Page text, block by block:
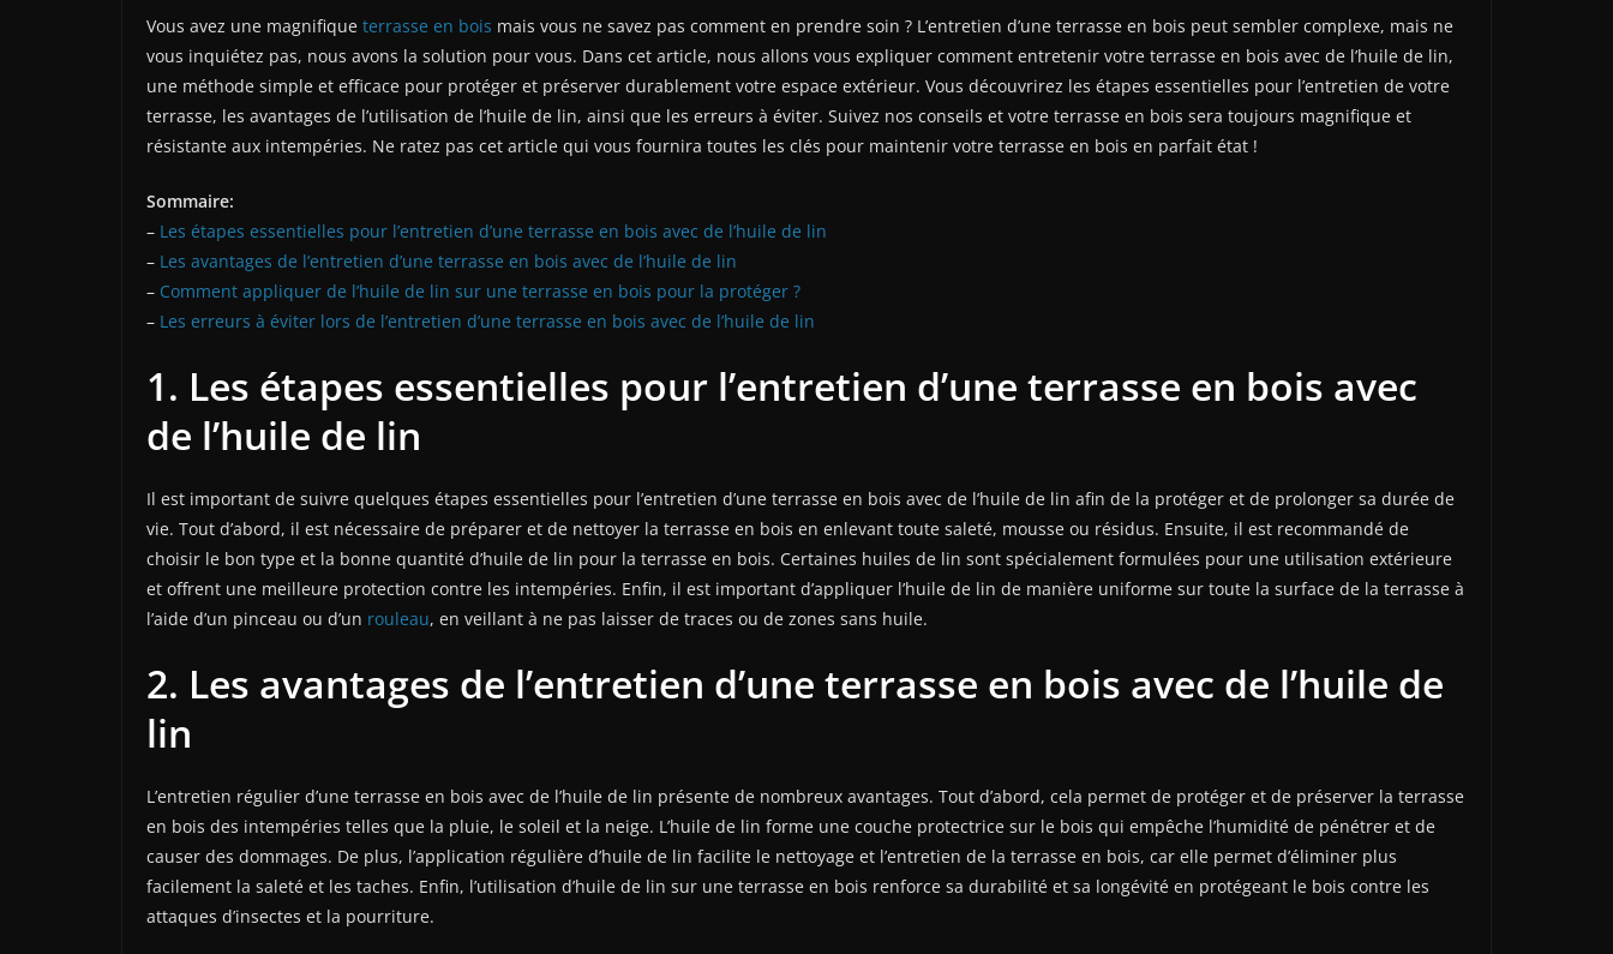
Vous avez une magnifique terrasse en bois mais vous ne savez pas comment en prendre soin ? L’entretien d’une terrasse en bois peut sembler complexe, mais ne
vous inquiétez pas, nous avons la solution pour vous. Dans cet article, nous allons vous expliquer comment entretenir votre terrasse en bois avec de l’huile de lin,
une méthode simple et efficace pour protéger et préserver durablement votre espace extérieur. Vous découvrirez les étapes essentielles pour l’entretien de votre
terrasse, les avantages de l’utilisation de l’huile de lin, ainsi que les erreurs à éviter. Suivez nos conseils et votre terrasse en bois sera toujours magnifique et
résistante aux intempéries. Ne ratez pas cet article qui vous fournira toutes les clés pour maintenir votre terrasse en bois en parfait état !
Sommaire:
– Les étapes essentielles pour l’entretien d’une terrasse en bois avec de l’huile de lin
– Les avantages de l’entretien d’une terrasse en bois avec de l’huile de lin
– Comment appliquer de l’huile de lin sur une terrasse en bois pour la protéger ?
– Les erreurs à éviter lors de l’entretien d’une terrasse en bois avec de l’huile de lin
1. Les étapes essentielles pour l’entretien d’une terrasse en bois avec
de l’huile de lin
Il est important de suivre quelques étapes essentielles pour l’entretien d’une terrasse en bois avec de l’huile de lin afin de la protéger et de prolonger sa durée de
vie. Tout d’abord, il est nécessaire de préparer et de nettoyer la terrasse en bois en enlevant toute saleté, mousse ou résidus. Ensuite, il est recommandé de
choisir le bon type et la bonne quantité d’huile de lin pour la terrasse en bois. Certaines huiles de lin sont spécialement formulées pour une utilisation extérieure
et offrent une meilleure protection contre les intempéries. Enfin, il est important d’appliquer l’huile de lin de manière uniforme sur toute la surface de la terrasse à
l’aide d’un pinceau ou d’un rouleau, en veillant à ne pas laisser de traces ou de zones sans huile.
2. Les avantages de l’entretien d’une terrasse en bois avec de l’huile de
lin
L’entretien régulier d’une terrasse en bois avec de l’huile de lin présente de nombreux avantages. Tout d’abord, cela permet de protéger et de préserver la terrasse
en bois des intempéries telles que la pluie, le soleil et la neige. L’huile de lin forme une couche protectrice sur le bois qui empêche l’humidité de pénétrer et de
causer des dommages. De plus, l’application régulière d’huile de lin facilite le nettoyage et l’entretien de la terrasse en bois, car elle permet d’éliminer plus
facilement la saleté et les taches. Enfin, l’utilisation d’huile de lin sur une terrasse en bois renforce sa durabilité et sa longévité en protégeant le bois contre les
attaques d’insectes et la pourriture.